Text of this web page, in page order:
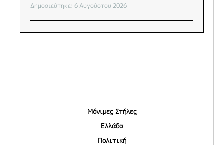
Δημοσιεύτηκε: 6 Αυγούστου 2026
Μόνιμες Στήλες
Ελλάδα
Πολιτική